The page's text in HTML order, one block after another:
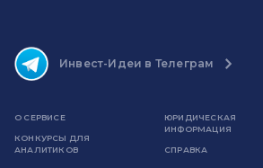
Инвест-Идеи в Телеграм
О СЕРВИСЕ
КОНКУРСЫ ДЛЯ
АНАЛИТИКОВ
ЮРИДИЧЕСКАЯ
ИНФОРМАЦИЯ
СПРАВКА